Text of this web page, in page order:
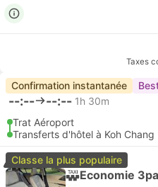
Taxes
Confirmation instantanée
--:-- --:-- 1h 30m
Trat Aéroport
Transferts d'hôtel à Koh Chang
Classe la plus populaire
Economie